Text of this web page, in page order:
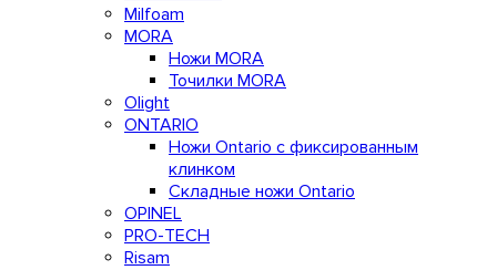
Milfoam
MORA
Ножи MORA
Точилки MORA
Olight
ONTARIO
Ножи Ontario c фиксированным
клинком
Складные ножи Ontario
OPINEL
PRO-TECH
Risam